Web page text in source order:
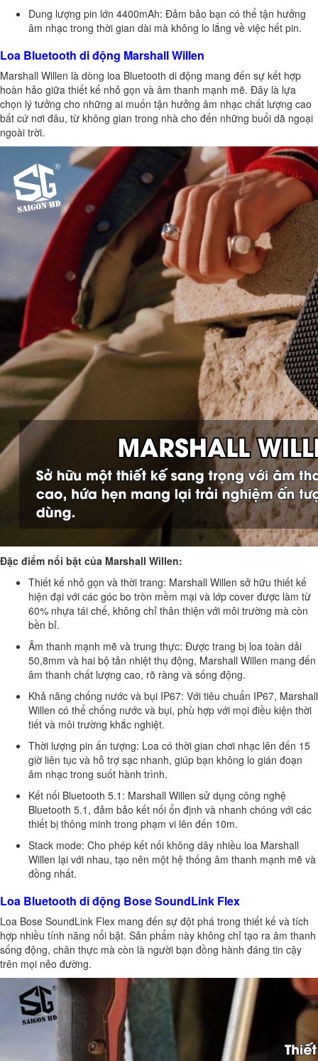
Dung lượng pin lớn 4400mAh: Đảm bảo bạn có thể tận hưởng
âm nhạc trong thời gian dài mà không lo lắng về việc hết pin.
Loa Bluetooth di động Marshall Willen
Marshall Willen là dòng loa Bluetooth di động mang đến sự kết hợp
hoàn hảo giữa thiết kế nhỏ gọn và âm thanh mạnh mẽ. Đây là lựa
chọn lý tưởng cho những ai muốn tận hưởng âm nhạc chất lượng cao
bất cứ nơi đâu, từ không gian trong nhà cho đến những buổi dã ngoại
ngoài trời.
Đặc điểm nổi bật của Marshall Willen:
Thiết kế nhỏ gọn và thời trang: Marshall Willen sở hữu thiết kế
hiện đại với các góc bo tròn mềm mại và lớp cover được làm từ
60% nhựa tái chế, không chỉ thân thiện với môi trường mà còn
bền bỉ.
Âm thanh mạnh mẽ và trung thực: Được trang bị loa toàn dải
50,8mm và hai bộ tản nhiệt thụ động, Marshall Willen mang đến
âm thanh chất lượng cao, rõ ràng và sống động.
Khả năng chống nước và bụi IP67: Với tiêu chuẩn IP67, Marshall
Willen có thể chống nước và bụi, phù hợp với mọi điều kiện thời
tiết và môi trường khắc nghiệt.
Thời lượng pin ấn tượng: Loa có thời gian chơi nhạc lên đến 15
giờ liên tục và hỗ trợ sạc nhanh, giúp bạn không lo gián đoạn
âm nhạc trong suốt hành trình.
Kết nối Bluetooth 5.1: Marshall Willen sử dụng công nghệ
Bluetooth 5.1, đảm bảo kết nối ổn định và nhanh chóng với các
thiết bị thông minh trong phạm vi lên đến 10m.
Stack mode: Cho phép kết nối không dây nhiều loa Marshall
Willen lại với nhau, tạo nên một hệ thống âm thanh mạnh mẽ và
đồng nhất.
Loa Bluetooth di động Bose SoundLink Flex
Loa Bose SoundLink Flex mang đến sự đột phá trong thiết kế và tích
hợp nhiều tính năng nổi bật. Sản phẩm này không chỉ tạo ra âm thanh
sống động, chân thực mà còn là người bạn đồng hành đáng tin cậy
trên mọi nẻo đường.